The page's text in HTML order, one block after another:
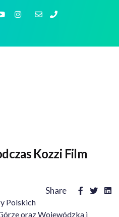
Kozzi Film
Share
Polskich
oraz Wojewódzka i